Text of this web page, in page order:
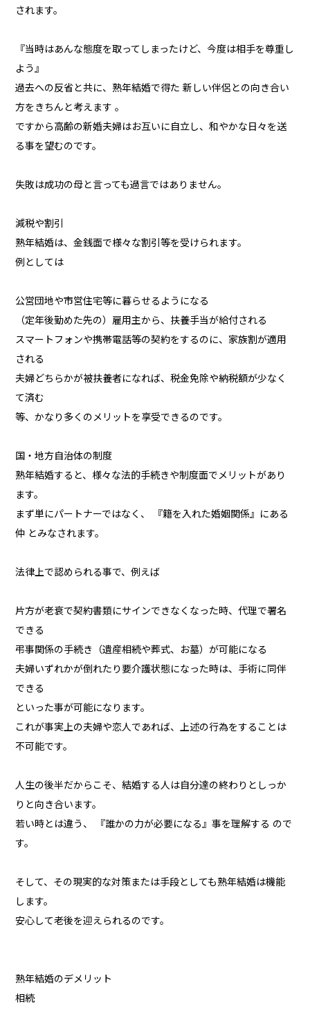
されます。
『当時はあんな態度を取ってしまったけど、今度は相手を尊重し
よう』
過去への反省と共に、熟年結婚で得た 新しい伴侶との向き合い
方をきちんと考えます 。
ですから高齢の新婚夫婦はお互いに自立し、和やかな日々を送
る事を望むのです。
失敗は成功の母と言っても過言ではありません。
減税や割引
熟年結婚は、金銭面で様々な割引等を受けられます。
例としては
公営団地や市営住宅等に暮らせるようになる
（定年後勤めた先の）雇用主から、扶養手当が給付される
スマートフォンや携帯電話等の契約をするのに、家族割が適用
される
夫婦どちらかが被扶養者になれば、税金免除や納税額が少なく
て済む
等、かなり多くのメリットを享受できるのです。
国・地方自治体の制度
熟年結婚すると、様々な法的手続きや制度面でメリットがあり
ます。
まず単にパートナーではなく、 『籍を入れた婚姻関係』にある
仲 とみなされます。
法律上で認められる事で、例えば
片方が老衰で契約書類にサインできなくなった時、代理で署名
できる
弔事関係の手続き（遺産相続や葬式、お墓）が可能になる
夫婦いずれかが倒れたり要介護状態になった時は、手術に同伴
できる
といった事が可能になります。
これが事実上の夫婦や恋人であれば、上述の行為をすることは
不可能です。
人生の後半だからこそ、結婚する人は自分達の終わりとしっか
りと向き合います。
若い時とは違う、 『誰かの力が必要になる』事を理解する ので
す。
そして、その現実的な対策または手段としても熟年結婚は機能
します。
安心して老後を迎えられるのです。
熟年結婚のデメリット
相続